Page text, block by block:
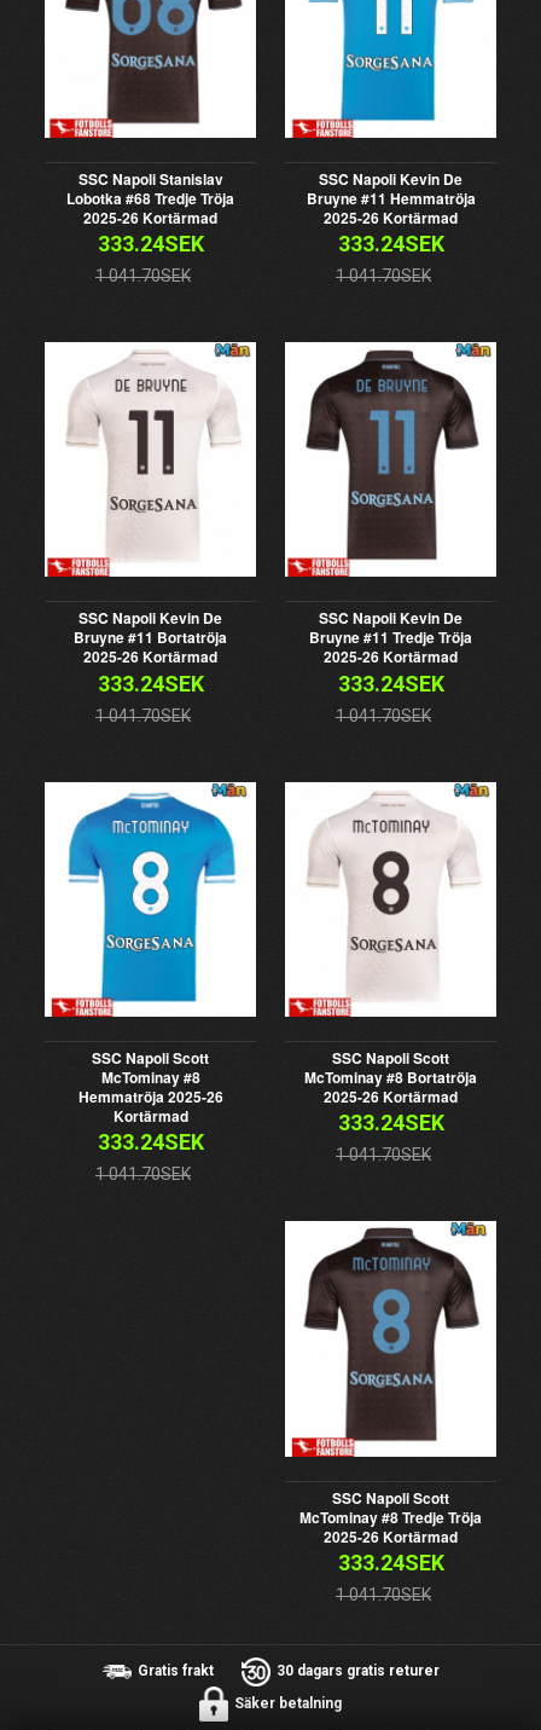
SSC Napoli Stanislav
Lobotka #68 Tredje Tröja
2025-26 Kortärmad
333.24SEK
1 041.70SEK
SSC Napoli Kevin De
Bruyne #11 Hemmatröja
2025-26 Kortärmad
333.24SEK
1 041.70SEK
SSC Napoli Kevin De
Bruyne #11 Bortatröja
2025-26 Kortärmad
333.24SEK
1 041.70SEK
SSC Napoli Kevin De
Bruyne #11 Tredje Tröja
2025-26 Kortärmad
333.24SEK
1 041.70SEK
SSC Napoli Scott
McTominay #8
Hemmatröja 2025-26
Kortärmad
333.24SEK
1 041.70SEK
SSC Napoli Scott
McTominay #8 Bortatröja
2025-26 Kortärmad
333.24SEK
1 041.70SEK
SSC Napoli Scott
McTominay #8 Tredje Tröja
2025-26 Kortärmad
333.24SEK
1 041.70SEK
Gratis frakt
30 dagars gratis returer
Säker betalning